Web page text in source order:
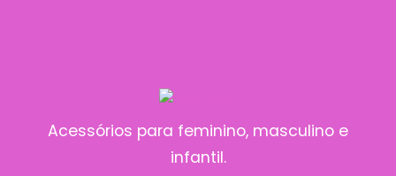
Acessórios para feminino, masculino e
infantil.